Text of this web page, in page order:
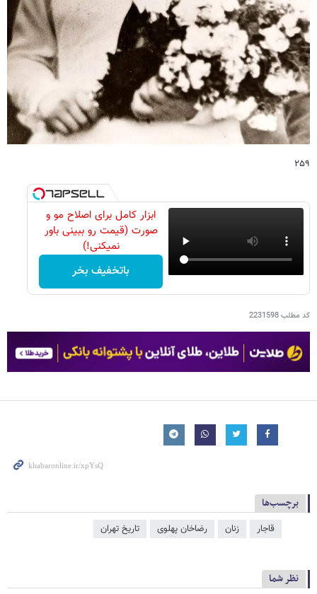
۲۵۹
ابزار کامل برای اصلاح مو و
صورت (قیمت رو ببینی باور
نمیکنی!)
باتخفیف بخر
کد مطلب2231598
برچسب‌ها
قاجار زنان رضاخان پهلوی تاریخ تهران
نظر شما